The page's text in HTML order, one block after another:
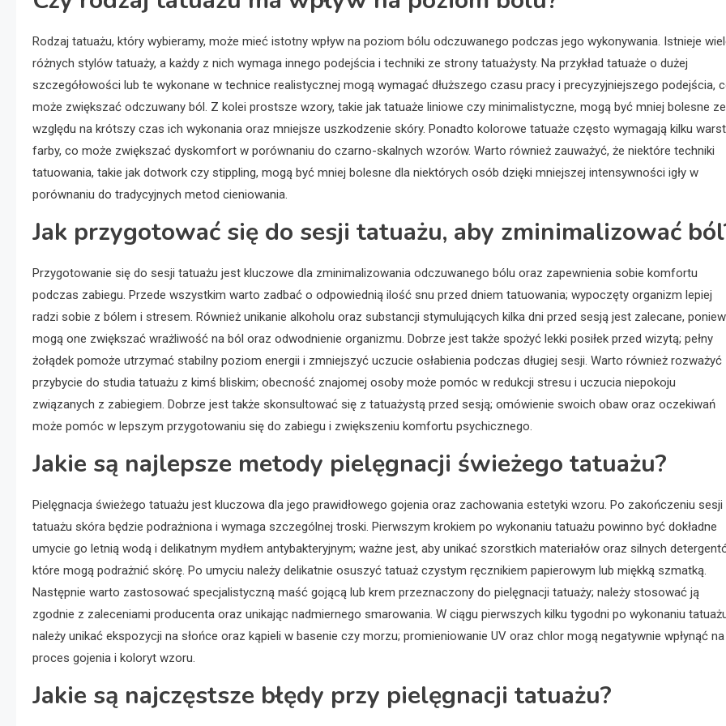
Rodzaj tatuażu, który wybieramy, może mieć istotny wpływ na poziom bólu odczuwanego podczas jego wykonywania. Istnieje
różnych stylów tatuaży, a każdy z nich wymaga innego podejścia i techniki ze strony tatuażysty. Na przykład tatuaże o dużej
szczegółowości lub te wykonane w technice realistycznej mogą wymagać dłuższego czasu pracy i precyzyjniejszego podejścia,
może zwiększać odczuwany ból. Z kolei prostsze wzory, takie jak tatuaże liniowe czy minimalistyczne, mogą być mniej bolesne ze
względu na krótszy czas ich wykonania oraz mniejsze uszkodzenie skóry. Ponadto kolorowe tatuaże często wymagają kilku
farby, co może zwiększać dyskomfort w porównaniu do czarno-skalnych wzorów. Warto również zauważyć, że niektóre techniki
tatuowania, takie jak dotwork czy stippling, mogą być mniej bolesne dla niektórych osób dzięki mniejszej intensywności igły w
porównaniu do tradycyjnych metod cieniowania.
Jak przygotować się do sesji tatuażu, aby zminimalizować
Przygotowanie się do sesji tatuażu jest kluczowe dla zminimalizowania odczuwanego bólu oraz zapewnienia sobie komfortu
podczas zabiegu. Przede wszystkim warto zadbać o odpowiednią ilość snu przed dniem tatuowania; wypoczęty organizm lepiej
radzi sobie z bólem i stresem. Również unikanie alkoholu oraz substancji stymulujących kilka dni przed sesją jest zalecane,
mogą one zwiększać wrażliwość na ból oraz odwodnienie organizmu. Dobrze jest także spożyć lekki posiłek przed wizytą; pełny
żołądek pomoże utrzymać stabilny poziom energii i zmniejszyć uczucie osłabienia podczas długiej sesji. Warto również rozważyć
przybycie do studia tatuażu z kimś bliskim; obecność znajomej osoby może pomóc w redukcji stresu i uczucia niepokoju
związanych z zabiegiem. Dobrze jest także skonsultować się z tatuażystą przed sesją; omówienie swoich obaw oraz oczekiwań
może pomóc w lepszym przygotowaniu się do zabiegu i zwiększeniu komfortu psychicznego.
Jakie są najlepsze metody pielęgnacji świeżego tatuażu?
Pielęgnacja świeżego tatuażu jest kluczowa dla jego prawidłowego gojenia oraz zachowania estetyki wzoru. Po zakończeniu sesji
tatuażu skóra będzie podrażniona i wymaga szczególnej troski. Pierwszym krokiem po wykonaniu tatuażu powinno być dokładne
umycie go letnią wodą i delikatnym mydłem antybakteryjnym; ważne jest, aby unikać szorstkich materiałów oraz silnych
które mogą podrażnić skórę. Po umyciu należy delikatnie osuszyć tatuaż czystym ręcznikiem papierowym lub miękką szmatką.
Następnie warto zastosować specjalistyczną maść gojącą lub krem przeznaczony do pielęgnacji tatuaży; należy stosować ją
zgodnie z zaleceniami producenta oraz unikając nadmiernego smarowania. W ciągu pierwszych kilku tygodni po wykonaniu
należy unikać ekspozycji na słońce oraz kąpieli w basenie czy morzu; promieniowanie UV oraz chlor mogą negatywnie wpłynąć na
proces gojenia i koloryt wzoru.
Jakie są najczęstsze błędy przy pielęgnacji tatuażu?